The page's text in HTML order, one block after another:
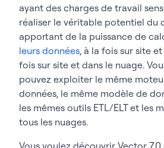
ayant des charges de travail
réaliser le véritable potentiel du
apportant de la puissance de
leurs données, à la fois sur site
fois sur site et dans le nuage.
pouvez exploiter le même
données, le même modèle de
les mêmes outils ETL/ELT et les
tous les nuages.
Vous voulez découvrir Vector